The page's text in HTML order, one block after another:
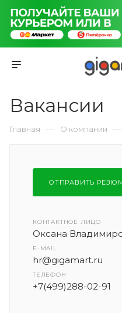
Вакансии
Главная — О компании —
ОТПРАВИТЬ
КОНТАКТНОЕ ЛИЦО
Оксана
E-MAIL
hr@gigamart.ru
ТЕЛЕФОН
+7(499)288-02-91